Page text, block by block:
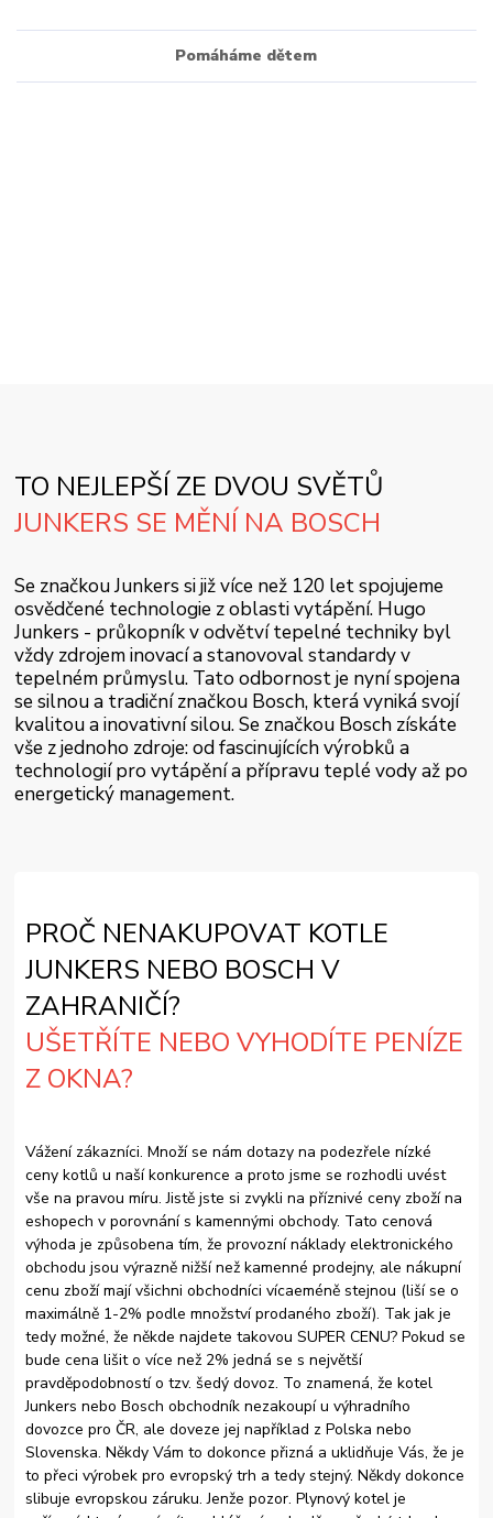
Pomáháme dětem
TO NEJLEPŠÍ ZE DVOU SVĚTŮ
JUNKERS SE MĚNÍ NA BOSCH
Se značkou Junkers si již více než 120 let spojujeme
osvědčené technologie z oblasti vytápění. Hugo
Junkers - průkopník v odvětví tepelné techniky byl
vždy zdrojem inovací a stanovoval standardy v
tepelném průmyslu. Tato odbornost je nyní spojena
se silnou a tradiční značkou Bosch, která vyniká svojí
kvalitou a inovativní silou. Se značkou Bosch získáte
vše z jednoho zdroje: od fascinujících výrobků a
technologií pro vytápění a přípravu teplé vody až po
energetický management.
PROČ NENAKUPOVAT KOTLE
JUNKERS NEBO BOSCH V
ZAHRANIČÍ?
UŠETŘÍTE NEBO VYHODÍTE PENÍZE
Z OKNA?
Vážení zákazníci. Množí se nám dotazy na podezřele nízké
ceny kotlů u naší konkurence a proto jsme se rozhodli uvést
vše na pravou míru. Jistě jste si zvykli na příznivé ceny zboží na
eshopech v porovnání s kamennými obchody. Tato cenová
výhoda je způsobena tím, že provozní náklady elektronického
obchodu jsou výrazně nižší než kamenné prodejny, ale nákupní
cenu zboží mají všichni obchodníci vícaeméně stejnou (liší se o
maximálně 1-2% podle množství prodaného zboží). Tak jak je
tedy možné, že někde najdete takovou SUPER CENU? Pokud se
bude cena lišit o více než 2% jedná se s největší
pravděpodobností o tzv. šedý dovoz. To znamená, že kotel
Junkers nebo Bosch obchodník nezakoupí u výhradního
dovozce pro ČR, ale doveze jej například z Polska nebo
Slovenska. Někdy Vám to dokonce přizná a uklidňuje Vás, že je
to přeci výrobek pro evropský trh a tedy stejný. Někdy dokonce
slibuje evropskou záruku. Jenže pozor. Plynový kotel je